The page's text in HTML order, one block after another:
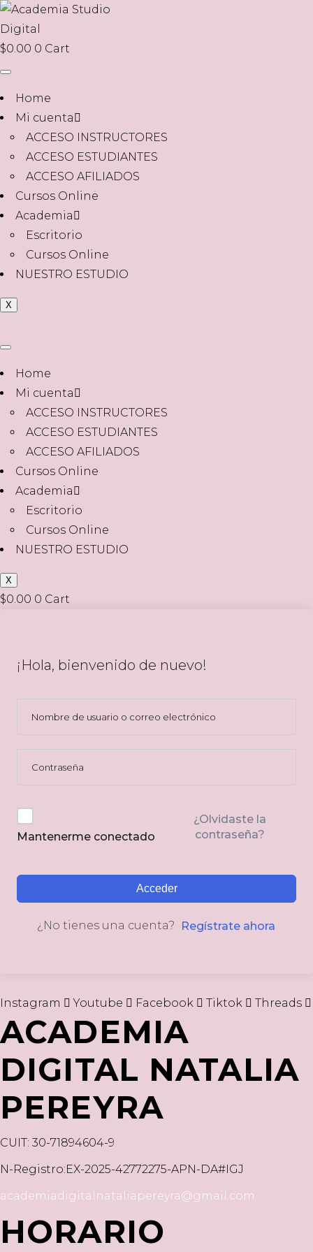
$0.00 0 Cart
Home
Mi cuenta
ACCESO INSTRUCTORES
ACCESO ESTUDIANTES
ACCESO AFILIADOS
Cursos Online
Academia
Escritorio
Cursos Online
NUESTRO ESTUDIO
X
Home
Mi cuenta
ACCESO INSTRUCTORES
ACCESO ESTUDIANTES
ACCESO AFILIADOS
Cursos Online
Academia
Escritorio
Cursos Online
NUESTRO ESTUDIO
X
$0.00 0 Cart
¡Hola, bienvenido de nuevo!
Mantenerme conectado
¿Olvidaste la
contraseña?
Acceder
¿No tienes una cuenta? Regístrate ahora
Instagram Youtube Facebook Tiktok Threads
ACADEMIA
DIGITAL NATALIA
PEREYRA
CUIT: 30-71894604-9
N-Registro:EX-2025-42772275-APN-DA#IGJ
academiadigitalnataliapereyra@gmail.com
HORARIO